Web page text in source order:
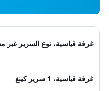
غرفة قياسية، نوع السرير غير
غرفة قياسية، 1 سرير كينغ